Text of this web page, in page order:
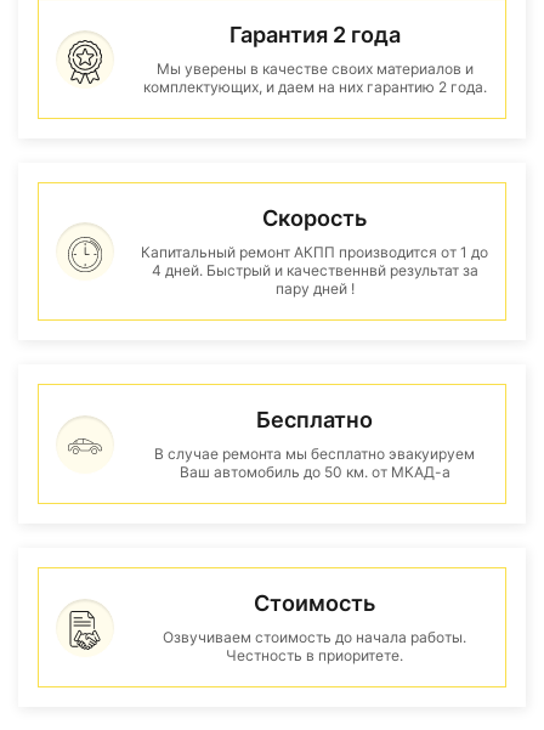
Гарантия 2 года
Мы уверены в качестве своих материалов и
комплектующих, и даем на них гарантию 2 года.
Скорость
Капитальный ремонт АКПП производится от 1 до
4 дней. Быстрый и качественнвй результат за
пару дней !
Бесплатно
В случае ремонта мы бесплатно эвакуируем
Ваш автомобиль до 50 км. от МКАД-а
Стоимость
Озвучиваем стоимость до начала работы.
Честность в приоритете.